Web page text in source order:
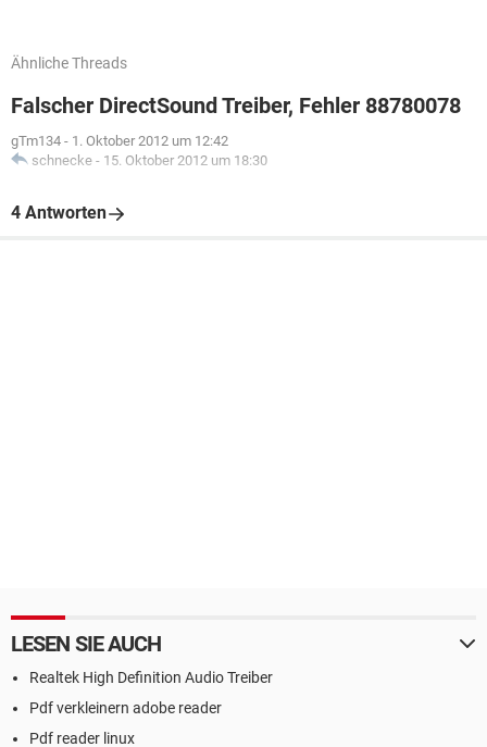
Ähnliche Threads
Falscher DirectSound Treiber, Fehler 88780078
gTm134 - 1. Oktober 2012 um 12:42
schnecke - 15. Oktober 2012 um 18:30
4 Antworten
LESEN SIE AUCH
Realtek High Definition Audio Treiber
Pdf verkleinern adobe reader
Pdf reader linux